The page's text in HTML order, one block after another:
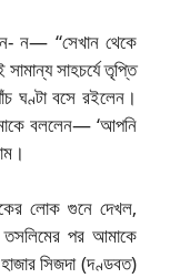
ন— “সেখান থেকে
সাহচর্যে তৃপ্তি
ঘণ্টা বসে রইলেন।
বললেন— ‘আপনি
লোক গুনে দেখল,
পর আমাকে
সিজদা (দণ্ডবত)